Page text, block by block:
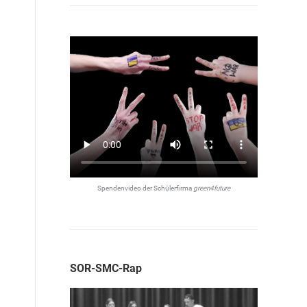
Spendenvideo der Schülerfirma green4future
SOR-SMC-Rap